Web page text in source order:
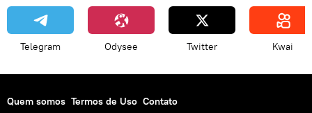
Telegram Odysee Twitter Kwai
Quem somos Termos de Uso Contato